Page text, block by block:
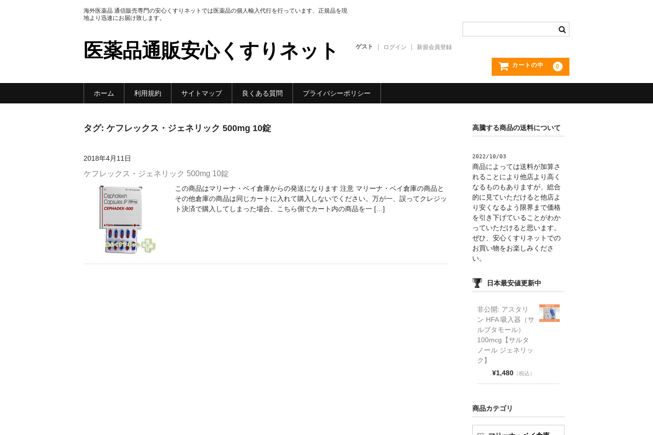
海外医薬品 通信販売専門の安心くすりネットでは医薬品の個人輸入代行を行っています、正規品を現
地より迅速にお届け致します。
医薬品通販安心くすりネット ゲスト ログイン 新規会員登録
カートの中 0
ホーム 利用規約 サイトマップ 良くある質問 プライバシーポリシー
タグ: ケフレックス・ジェネリック 500mg 10錠
2018年4月11日
ケフレックス・ジェネリック 500mg 10錠
この商品はマリーナ・ベイ倉庫からの発送になります 注意 マリーナ・ベイ倉庫の商品と
その他倉庫の商品は同じカートに入れて購入しないでください。万が一、誤ってクレジッ
ト決済で購入してしまった場合、こちら側でカート内の商品を一 […]
高騰する商品の送料について
2022/10/03
商品によっては送料が加算さ
れることにより他店より高く
なるものもありますが、総合
的に見ていただけると他店よ
り安くなるよう限界まで価格
を引き下げていることがわか
っていただけると思います。
ぜひ、安心くすりネットでの
お買い物をお楽しみくださ
い。
日本最安値更新中
非公開: アスタリ
ン HFA 吸入器（サ
ルブタモール）
100mcg【サルタ
ノール ジェネリッ
ク】
¥1,480 （税込）
商品カテゴリ